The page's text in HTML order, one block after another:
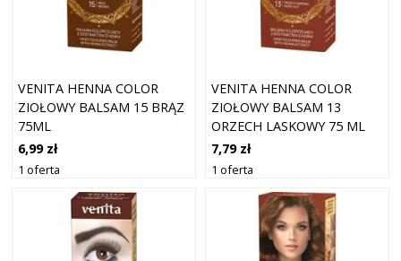
VENITA HENNA COLOR
ZIOŁOWY BALSAM 15 BRĄZ
75ML
6,99 zł
1 oferta
VENITA HENNA COLOR
ZIOŁOWY BALSAM 13
ORZECH LASKOWY 75 ML
7,79 zł
1 oferta